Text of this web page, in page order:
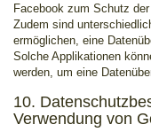
Facebook zum Schutz
Zudem sind
ermöglichen, eine
Solche Applikationen
werden, um eine
10.
Verwendung von